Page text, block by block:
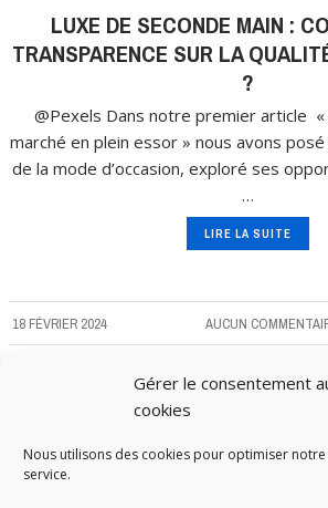
Gérer le consentement
cookies
Nous utilisons des cookies pour optimiser
service.
LUXE DE SECONDE MAIN :
TRANSPARENCE SUR LA
?
@Pexels Dans notre premier article «
marché en plein essor » nous avons
de la mode d’occasion, exploré ses
…
LIRE LA SUITE
18 FÉVRIER 2024 AUCUN